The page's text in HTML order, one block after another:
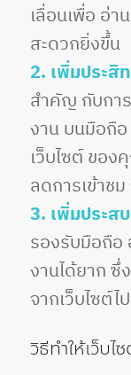
เลื่อนเพื่อ อ่า
สะดวกยิ่งขึ้น
2. เพิ่มประสิ
สำคัญ กับกา
งาน บนมือถือ
เว็บไซต์ ขอ
ลดการเข้าช
3. เพิ่มประส
รองรับมือถือ
งานได้ยาก ซึ่
จากเว็บไซต์ไป
วิธีทำให้เว็บ